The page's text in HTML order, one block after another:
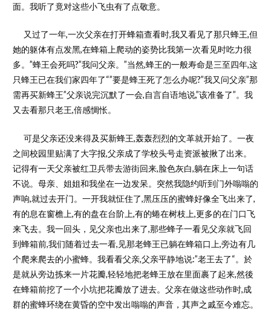
面。我听了竟对这些小飞虫有了点敬意。
又过了一年,一次父亲在打开蜂箱查看时,我又看见了那只蜂王,但
她的躯体有点发黑,在蜂箱上爬动的姿势比我第一次看见时吃力很
多。”蜂王会死吗?”我问父亲。”当然,蜂王的一般寿命是三至四年,这
只蜂王已在我们家四年了“”要是蜂王死了怎么办呢?”我又问父亲”那
需再买新蜂王”父亲说完沉默了一会,自言自语地说,”该准备了”。我
又去看那只老王,倍感惆怅。
可是父亲还没来得及买新蜂王,轰轰烈烈的文革就开始了。一夜
之间校园里贴满了大字报,父亲成了学校头号走资派被揪了出来。
记得有一天父亲被红卫兵带去游街回来,脸色灰白,躺在床上一句话
不说。母亲、姐姐和我坐在一边发呆。突然我隐约听到门外嗡嗡的
声响,就过去开门。一开我就怔住了,黑压压的蜜蜂好像全飞出来了,
有的息在窗檐上,有的盘在台阶上,有的蜷在树枝上,更多的在门口飞
来飞去。我一回头，见父亲也出来了,那些蜂子一看见父亲就飞回
到蜂箱前,我们随着过去一看,见那老蜂王已躺在蜂箱口上,旁边有几
个爬来爬去的小蜜蜂。我看看父亲,父亲平静地说:”老王去了“。於
是就从旁边拣来一片花瓣,轻轻地把老蜂王放在里面裹了起来,然後
在蜂箱前挖了一个小坑把花瓣放了进去。父亲在做这些动作时,成
群的蜜蜂环绕在黄昏的空中发出嗡嗡的声音，其声之戚至今难忘。